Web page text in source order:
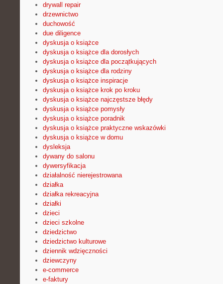
drywall repair
drzewnictwo
duchowość
due diligence
dyskusja o książce
dyskusja o książce dla dorosłych
dyskusja o książce dla początkujących
dyskusja o książce dla rodziny
dyskusja o książce inspiracje
dyskusja o książce krok po kroku
dyskusja o książce najczęstsze błędy
dyskusja o książce pomysły
dyskusja o książce poradnik
dyskusja o książce praktyczne wskazówki
dyskusja o książce w domu
dysleksja
dywany do salonu
dywersyfikacja
działalność nierejestrowana
działka
działka rekreacyjna
działki
dzieci
dzieci szkolne
dziedzictwo
dziedzictwo kulturowe
dziennik wdzięczności
dziewczyny
e-commerce
e-faktury